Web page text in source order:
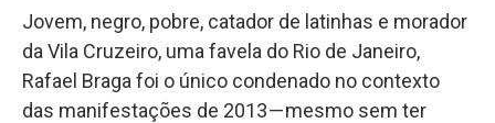
Jovem, negro, pobre, catador de latinhas e morador
da Vila Cruzeiro, uma favela do Rio de Janeiro,
Rafael Braga foi o único condenado no contexto
das manifestações de 2013 — mesmo sem ter